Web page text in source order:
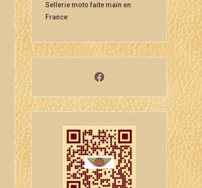
Sellerie moto faite main en
France
Facebook